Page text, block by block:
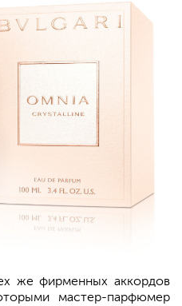
же фирменных аккордов
мастер-парфюмер